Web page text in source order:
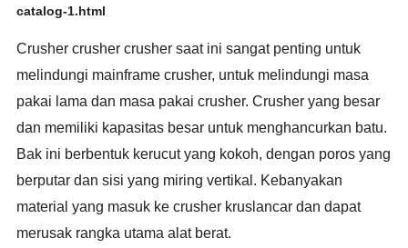
catalog-1.html
Crusher crusher crusher saat ini sangat penting untuk
melindungi mainframe crusher, untuk melindungi masa
pakai lama dan masa pakai crusher. Crusher yang besar
dan memiliki kapasitas besar untuk menghancurkan batu.
Bak ini berbentuk kerucut yang kokoh, dengan poros yang
berputar dan sisi yang miring vertikal. Kebanyakan
material yang masuk ke crusher kruslancar dan dapat
merusak rangka utama alat berat.